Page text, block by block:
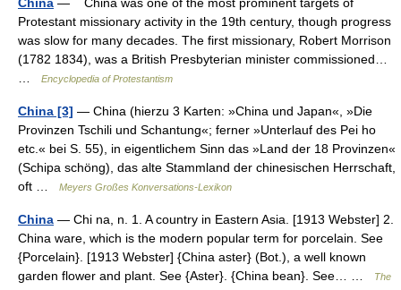
Protestant missionary activity in the 19th century, though progress
was slow for many decades. The first missionary, Robert Morrison
(1782 1834), was a British Presbyterian minister commissioned…
Encyclopedia of Protestantism
China [3] — China (hierzu 3 Karten: »China und Japan«, »Die
Provinzen Tschili und Schantung«; ferner »Unterlauf des Pei ho
etc.« bei S. 55), in eigentlichem Sinn das »Land der 18 Provinzen«
(Schipa schöng), das alte Stammland der chinesischen Herrschaft,
oft …
Meyers Großes Konversations-Lexikon
China — Chi na, n. 1. A country in Eastern Asia. [1913 Webster] 2.
China ware, which is the modern popular term for porcelain. See
{Porcelain}. [1913 Webster] {China aster} (Bot.), a well known
garden flower and plant. See {Aster}. {China bean}. See… …
The